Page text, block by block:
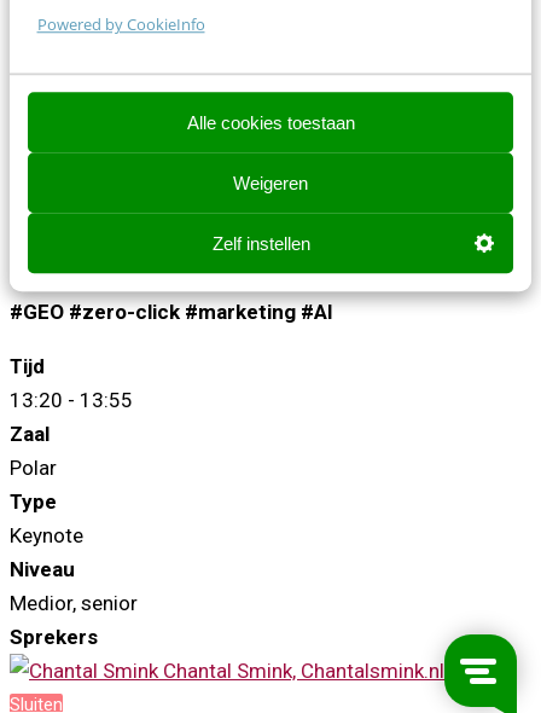
Powered by CookieInfo
Alle cookies toestaan
Weigeren
Zelf instellen
LinkedIn
•⁠ ⁠Waarom niet alle zichtbaarheid even veel waard is
•⁠ ⁠Waarom de vraag ‘hoe’ niet de juiste is en wat wel de
•⁠ ⁠Wat je kunt doen als zichtbaarheid een spelletje
#GEO #zero-click #marketing #AI
Tijd
13:20 - 13:55
Zaal
Polar
Type
Keynote
Niveau
Medior, senior
Sprekers
Chantal Smink, Chantalsmink.nl
Sluiten